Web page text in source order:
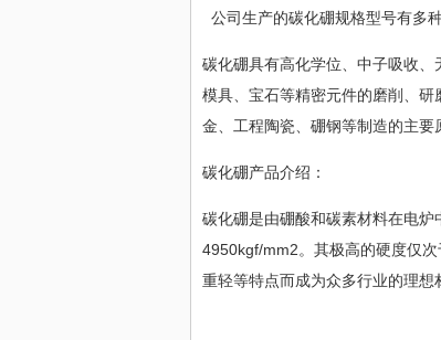
公司生产的碳化硼规格型号有多
碳化硼具有高化学位、中子吸收、
模具、宝石等精密元件的磨削、
金、工程陶瓷、硼钢等制造的主
碳化硼产品介绍：
碳化硼是由硼酸和碳素材料在电
4950kgf/mm2。其极高的硬度仅
重轻等特点而成为众多行业的理想